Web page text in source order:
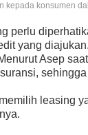
kepada konsumen
perlu
yang
Asep
leasing